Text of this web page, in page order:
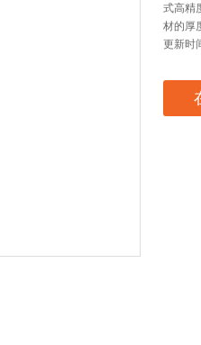
式高精
材的厚
更新时